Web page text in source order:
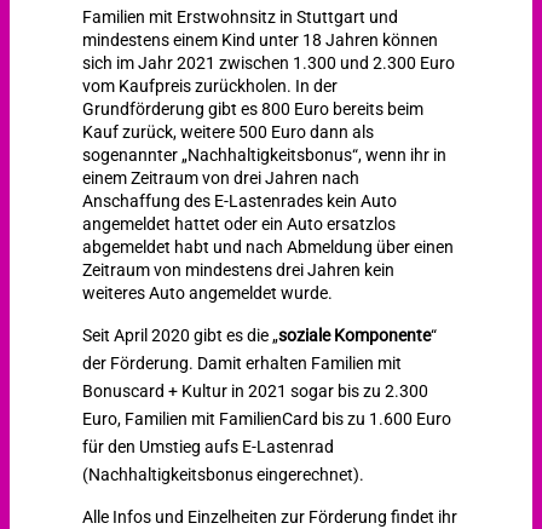
Familien mit Erstwohnsitz in Stuttgart und
mindestens einem Kind unter 18 Jahren können
sich im Jahr 2021 zwischen 1.300 und 2.300 Euro
vom Kaufpreis zurückholen. In der
Grundförderung gibt es 800 Euro bereits beim
Kauf zurück, weitere 500 Euro dann als
sogenannter „Nachhaltigkeitsbonus“, wenn ihr in
einem Zeitraum von drei Jahren nach
Anschaffung des E-Lastenrades kein Auto
angemeldet hattet oder ein Auto ersatzlos
abgemeldet habt und nach Abmeldung über einen
Zeitraum von mindestens drei Jahren kein
weiteres Auto angemeldet wurde.
Seit April 2020 gibt es die „soziale Komponente“
der Förderung. Damit erhalten Familien mit
Bonuscard + Kultur in 2021 sogar bis zu 2.300
Euro, Familien mit FamilienCard bis zu 1.600 Euro
für den Umstieg aufs E-Lastenrad
(Nachhaltigkeitsbonus eingerechnet).
Alle Infos und Einzelheiten zur Förderung findet ihr